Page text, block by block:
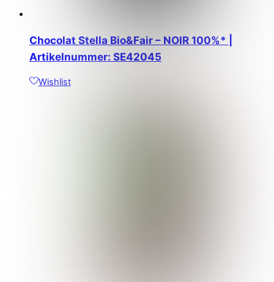
Chocolat Stella Bio&Fair – NOIR 100%* |
Artikelnummer: SE42045
Wishlist